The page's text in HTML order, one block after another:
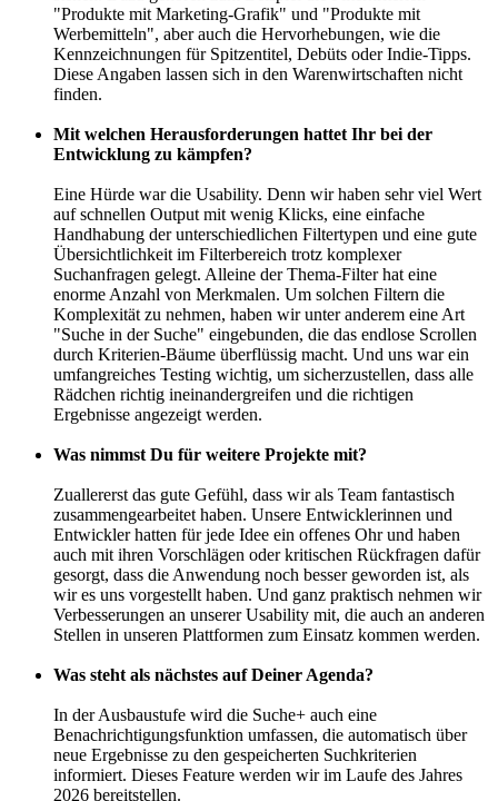
"Produkte mit Marketing-Grafik" und "Produkte mit
Werbemitteln", aber auch die Hervorhebungen, wie die
Kennzeichnungen für Spitzentitel, Debüts oder Indie-Tipps.
Diese Angaben lassen sich in den Warenwirtschaften nicht
finden.
Mit welchen Herausforderungen hattet Ihr bei der
Entwicklung zu kämpfen?
Eine Hürde war die Usability. Denn wir haben sehr viel Wert
auf schnellen Output mit wenig Klicks, eine einfache
Handhabung der unterschiedlichen Filtertypen und eine gute
Übersichtlichkeit im Filterbereich trotz komplexer
Suchanfragen gelegt. Alleine der Thema-Filter hat eine
enorme Anzahl von Merkmalen. Um solchen Filtern die
Komplexität zu nehmen, haben wir unter anderem eine Art
"Suche in der Suche" eingebunden, die das endlose Scrollen
durch Kriterien-Bäume überflüssig macht. Und uns war ein
umfangreiches Testing wichtig, um sicherzustellen, dass alle
Rädchen richtig ineinandergreifen und die richtigen
Ergebnisse angezeigt werden.
Was nimmst Du für weitere Projekte mit?
Zuallererst das gute Gefühl, dass wir als Team fantastisch
zusammengearbeitet haben. Unsere Entwicklerinnen und
Entwickler hatten für jede Idee ein offenes Ohr und haben
auch mit ihren Vorschlägen oder kritischen Rückfragen dafür
gesorgt, dass die Anwendung noch besser geworden ist, als
wir es uns vorgestellt haben. Und ganz praktisch nehmen wir
Verbesserungen an unserer Usability mit, die auch an anderen
Stellen in unseren Plattformen zum Einsatz kommen werden.
Was steht als nächstes auf Deiner Agenda?
In der Ausbaustufe wird die Suche+ auch eine
Benachrichtigungsfunktion umfassen, die automatisch über
neue Ergebnisse zu den gespeicherten Suchkriterien
informiert. Dieses Feature werden wir im Laufe des Jahres
2026 bereitstellen.